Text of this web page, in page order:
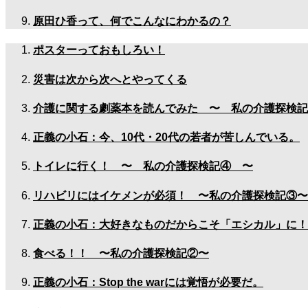
原田ひ香って、何でこんなにわかるの？
ポスターっておもしろい！
災害は次から次へとやってくる
介護に関する劇薬本を読んでみた 〜 私の介護探
正義の小石：今、10代・20代の若者が苦しんでいる。
トイレに行く！ 〜 私の介護探検記④ 〜
リハビリにはイケメンが必須！ 〜私の介護探検記③〜
正義の小石：大好きなものだからこそ「エシカル」に！
食べる！！ 〜私の介護探検記②〜
正義の小石：Stop the warには覚悟が必要だ。